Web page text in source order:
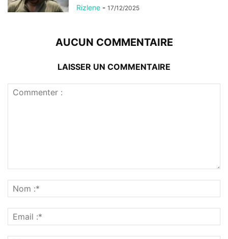
Rizlene - 17/12/2025
AUCUN COMMENTAIRE
LAISSER UN COMMENTAIRE